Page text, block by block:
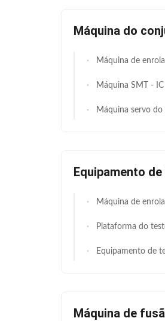
Máquina do
Máquina de enrolamento do motor
Máquina SMT - IC do conjunto
Máquina servo do conjunto
Equipamento
Máquina de enrolar estator automático de
Plataforma do teste de desempenho
Equipamento de testes do motor
Máquina de